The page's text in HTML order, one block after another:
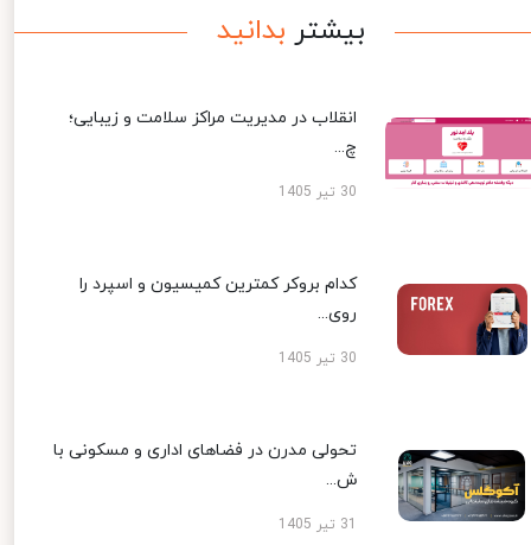
بیشتر بدانید
انقلاب در مدیریت مراکز سلامت و زیبایی؛
چ...
30 تیر 1405
کدام بروکر کمترین کمیسیون و اسپرد را
روی...
30 تیر 1405
تحولی مدرن در فضاهای اداری و مسکونی با
ش...